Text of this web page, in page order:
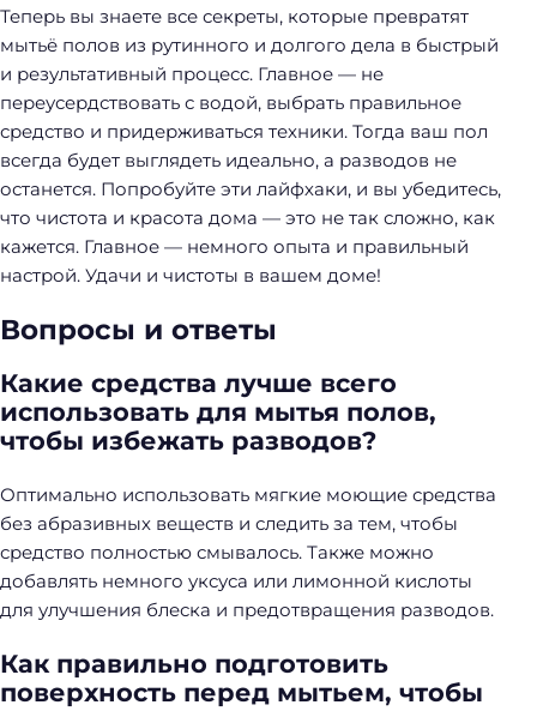
Теперь вы знаете все секреты, которые превратят
мытьё полов из рутинного и долгого дела в быстрый
и результативный процесс. Главное — не
переусердствовать с водой, выбрать правильное
средство и придерживаться техники. Тогда ваш пол
всегда будет выглядеть идеально, а разводов не
останется. Попробуйте эти лайфхаки, и вы убедитесь,
что чистота и красота дома — это не так сложно, как
кажется. Главное — немного опыта и правильный
настрой. Удачи и чистоты в вашем доме!
Вопросы и ответы
Какие средства лучше всего
использовать для мытья полов,
чтобы избежать разводов?
Оптимально использовать мягкие моющие средства
без абразивных веществ и следить за тем, чтобы
средство полностью смывалось. Также можно
добавлять немного уксуса или лимонной кислоты
для улучшения блеска и предотвращения разводов.
Как правильно подготовить
поверхность перед мытьем, чтобы